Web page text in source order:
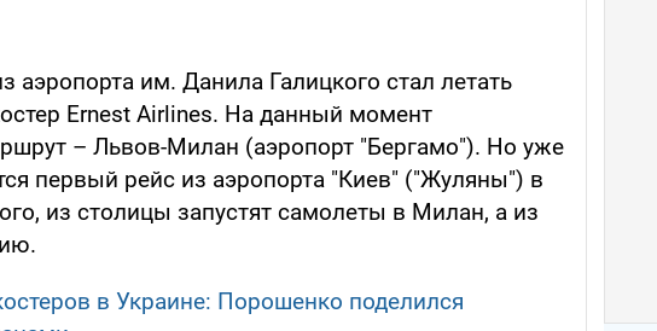
аэропорта им. Данила Галицкого стал летать
Ernest Airlines. На данный момент
– Львов-Милан (аэропорт "Бергамо"). Но уже
первый рейс из аэропорта "Киев" ("Жуляны") в
из столицы запустят самолеты в Милан, а из
в Украине: Порошенко поделился